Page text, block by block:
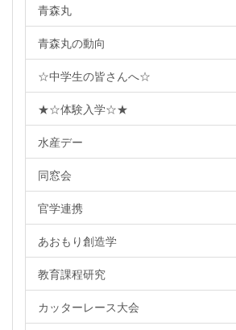
青森丸
青森丸の動向
☆中学生の皆さんへ☆
★☆体験入学☆★
水産デー
同窓会
官学連携
あおもり創造学
教育課程研究
カッターレース大会